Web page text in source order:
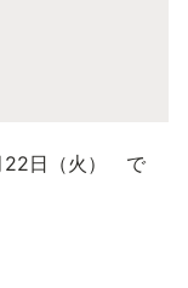
22日（火） で